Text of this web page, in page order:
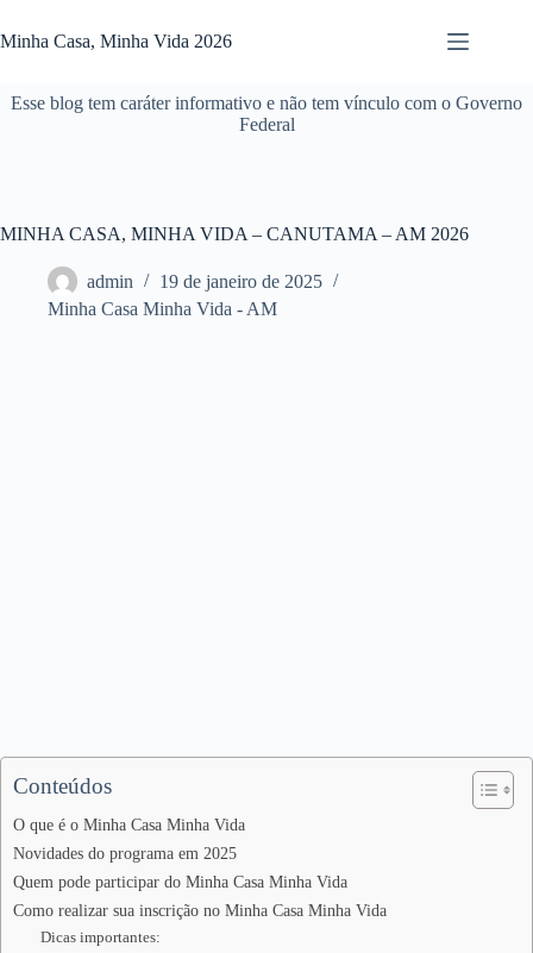
para
o
Minha Casa, Minha Vida 2026
Esse blog tem caráter informativo e não tem vínculo com o Governo
Federal
MINHA CASA, MINHA VIDA – CANUTAMA – AM 2026
admin
19 de janeiro de 2025
Minha Casa Minha Vida - AM
Conteúdos
O que é o Minha Casa Minha Vida
Novidades do programa em 2025
Quem pode participar do Minha Casa Minha Vida
Como realizar sua inscrição no Minha Casa Minha Vida
Dicas importantes: